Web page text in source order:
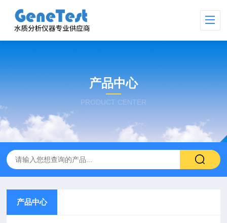
产品中心
PRODUCT CENTER
产品中心